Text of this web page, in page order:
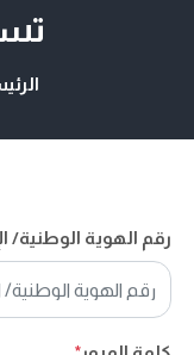
رقم الهوية الوطنية/